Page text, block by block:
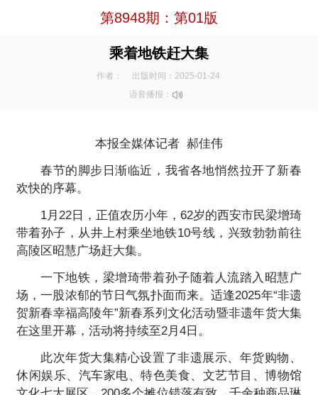
第8948期：第01版
乘着地铁赶大集
作者：
出版时间：2025-01-24
语音播报：
本报全媒体记者 郝佳伟
春节的脚步日渐临近，我省各地悄然拉开了新春
欢快的序幕。
1月22日，正值农历小年，62岁的西安市民梁增琦
带着孙子，从井上村乘坐地铁10号线，兴致勃勃前往
高陵区昭慧广场赶大集。
一下地铁，梁增琦带着孙子随着人流踏入昭慧广
场，一股浓郁的节日气氛扑面而来。适逢2025年“非遗
贺新春幸福高陵年”新春系列文化活动暨非遗年货大集
在这里开幕，活动将持续至2月4日。
此次年货大集精心设置了非遗展示、年货购物、
休闲娱乐、汽车家电、特色美食、文艺节目、博物馆